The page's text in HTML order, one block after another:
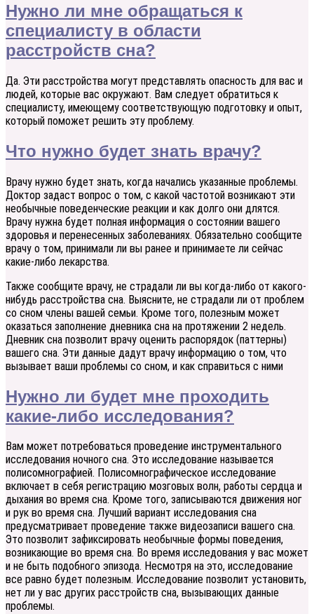
Нужно ли мне обращаться к
специалисту в области
расстройств сна?
Да. Эти расстройства могут представлять опасность для вас и
людей, которые вас окружают. Вам следует обратиться к
специалисту, имеющему соответствующую подготовку и опыт,
который поможет решить эту проблему.
Что нужно будет знать врачу?
Врачу нужно будет знать, когда начались указанные проблемы.
Доктор задаст вопрос о том, с какой частотой возникают эти
необычные поведенческие реакции и как долго они длятся.
Врачу нужна будет полная информация о состоянии вашего
здоровья и перенесенных заболеваниях. Обязательно сообщите
врачу о том, принимали ли вы ранее и принимаете ли сейчас
какие-либо лекарства.
Также сообщите врачу, не страдали ли вы когда-либо от какого-
нибудь расстройства сна. Выясните, не страдали ли от проблем
со сном члены вашей семьи. Кроме того, полезным может
оказаться заполнение дневника сна на протяжении 2 недель.
Дневник сна позволит врачу оценить распорядок (паттерны)
вашего сна. Эти данные дадут врачу информацию о том, что
вызывает ваши проблемы со сном, и как справиться с ними
Нужно ли будет мне проходить
какие-либо исследования?
Вам может потребоваться проведение инструментального
исследования ночного сна. Это исследование называется
полисомнографией. Полисомнографическое исследование
включает в себя регистрацию мозговых волн, работы сердца и
дыхания во время сна. Кроме того, записываются движения ног
и рук во время сна. Лучший вариант исследования сна
предусматривает проведение также видеозаписи вашего сна.
Это позволит зафиксировать необычные формы поведения,
возникающие во время сна. Во время исследования у вас может
и не быть подобного эпизода. Несмотря на это, исследование
все равно будет полезным. Исследование позволит установить,
нет ли у вас других расстройств сна, вызывающих данные
проблемы.